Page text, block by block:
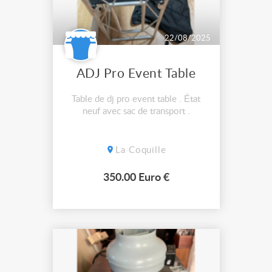
22/08/2025
ADJ Pro Event Table
Table de dj pro event table . État
neuf avec sac de transport .
La Coquille
350.00 Euro €